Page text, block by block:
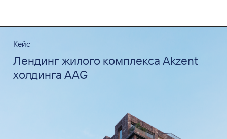
Кейс
Лендинг жилого комплекса Akzent
холдинга AAG